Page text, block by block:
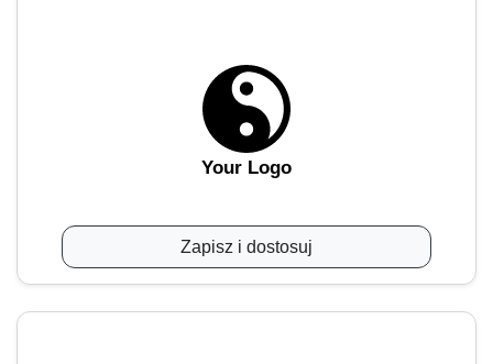
Your Logo
Zapisz i dostosuj